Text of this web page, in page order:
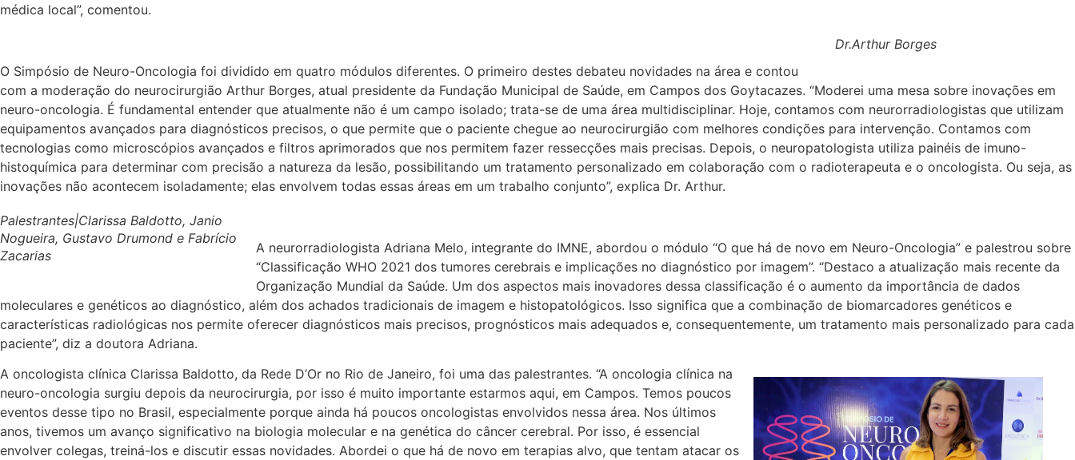
médica local”, comentou.
Dr.Arthur Borges
O Simpósio de Neuro-Oncologia foi dividido em quatro módulos diferentes. O primeiro destes debateu novidades na área e contou
com a moderação do neurocirurgião Arthur Borges, atual presidente da Fundação Municipal de Saúde, em Campos dos Goytacazes. “Moderei uma mesa sobre inovações em
neuro-oncologia. É fundamental entender que atualmente não é um campo isolado; trata-se de uma área multidisciplinar. Hoje, contamos com neurorradiologistas que utilizam
equipamentos avançados para diagnósticos precisos, o que permite que o paciente chegue ao neurocirurgião com melhores condições para intervenção. Contamos com
tecnologias como microscópios avançados e filtros aprimorados que nos permitem fazer ressecções mais precisas. Depois, o neuropatologista utiliza painéis de imuno-
histoquímica para determinar com precisão a natureza da lesão, possibilitando um tratamento personalizado em colaboração com o radioterapeuta e o oncologista. Ou seja, as
inovações não acontecem isoladamente; elas envolvem todas essas áreas em um trabalho conjunto”, explica Dr. Arthur.
Palestrantes|Clarissa Baldotto, Janio
Nogueira, Gustavo Drumond e Fabrício
Zacarias
A neurorradiologista Adriana Melo, integrante do IMNE, abordou o módulo “O que há de novo em Neuro-Oncologia” e palestrou sobre
“Classificação WHO 2021 dos tumores cerebrais e implicações no diagnóstico por imagem”. “Destaco a atualização mais recente da
Organização Mundial da Saúde. Um dos aspectos mais inovadores dessa classificação é o aumento da importância de dados
moleculares e genéticos ao diagnóstico, além dos achados tradicionais de imagem e histopatológicos. Isso significa que a combinação de biomarcadores genéticos e
características radiológicas nos permite oferecer diagnósticos mais precisos, prognósticos mais adequados e, consequentemente, um tratamento mais personalizado para cada
paciente”, diz a doutora Adriana.
A oncologista clínica Clarissa Baldotto, da Rede D’Or no Rio de Janeiro, foi uma das palestrantes. “A oncologia clínica na
neuro-oncologia surgiu depois da neurocirurgia, por isso é muito importante estarmos aqui, em Campos. Temos poucos
eventos desse tipo no Brasil, especialmente porque ainda há poucos oncologistas envolvidos nessa área. Nos últimos
anos, tivemos um avanço significativo na biologia molecular e na genética do câncer cerebral. Por isso, é essencial
envolver colegas, treiná-los e discutir essas novidades. Abordei o que há de novo em terapias alvo, que tentam atacar os